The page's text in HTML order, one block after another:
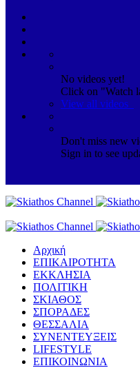
No videos yet!
Click on "Watch
View all videos
Don't miss new
Sign in to see
Αρχική
ΕΠΙΚΑΙΡΟΤΗΤΑ
ΕΚΚΛΗΣΙΑ
ΠΟΛΙΤΙΚΗ
ΣΚΙΑΘΟΣ
ΣΠΟΡΑΔΕΣ
ΘΕΣΣΑΛΙΑ
ΣΥΝΕΝΤΕΥΞΕΙΣ
LIFESTYLE
ΕΠΙΚΟΙΝΩΝΙΑ